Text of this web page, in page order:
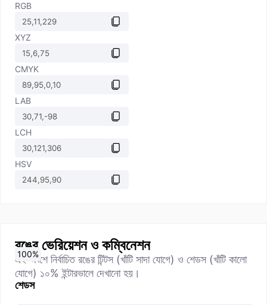
RGB
XYZ
CMYK
LAB
LCH
HSV
রঙের ভেরিয়েশন ও কম্বিনেশন
এই অংশে নির্বাচিত রঙের টিন্টস (খাঁটি সাদা যোগে) ও শেডস (খাঁটি কালো
যোগে) ১০% ইন্টারভালে দেখানো হয়।
শেডস
0%
10%
20%
30%
40%
50%
60%
70%
80%
90%
100%